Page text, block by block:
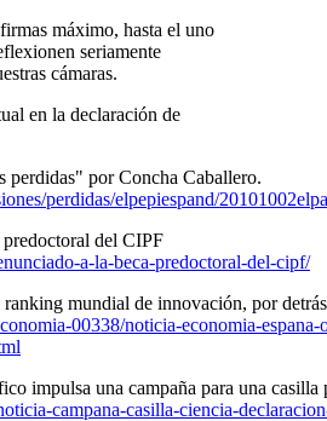
máximo, hasta el uno
seriamente
cámaras.
en la declaración de
perdidas" por Concha Caballero.
perdidas/elpepiespand/
del CIPF
a-la-beca-predoctoral-del-cipf/
mundial de innovación, por
00338/noticia-economia-
impulsa una campaña para una
campana-casilla-ciencia-